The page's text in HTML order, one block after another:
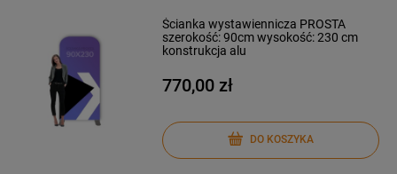
Ścianka wystawiennicza PROSTA
szerokość: 90cm wysokość: 230 cm
konstrukcja alu
770,00 zł
DO KOSZYKA